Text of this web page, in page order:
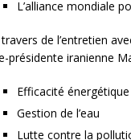
L’alliance mondiale
de l’entretien
présidente iranienne
Efficacité énergétique
Gestion de l’eau
Lutte contre la